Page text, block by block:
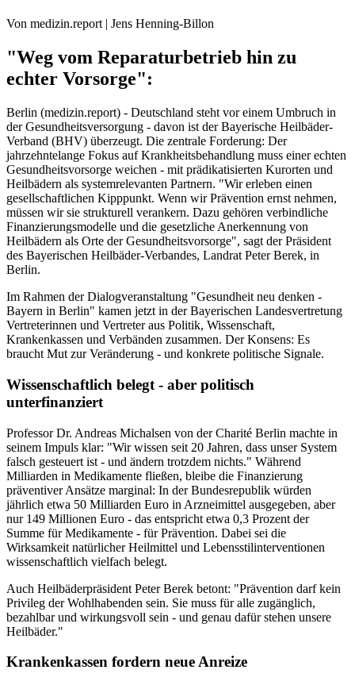
Von medizin.report | Jens Henning-Billon
"Weg vom Reparaturbetrieb hin zu
echter Vorsorge":
Berlin (medizin.report) - Deutschland steht vor einem Umbruch in
der Gesundheitsversorgung - davon ist der Bayerische Heilbäder-
Verband (BHV) überzeugt. Die zentrale Forderung: Der
jahrzehntelange Fokus auf Krankheitsbehandlung muss einer echten
Gesundheitsvorsorge weichen - mit prädikatisierten Kurorten und
Heilbädern als systemrelevanten Partnern. "Wir erleben einen
gesellschaftlichen Kipppunkt. Wenn wir Prävention ernst nehmen,
müssen wir sie strukturell verankern. Dazu gehören verbindliche
Finanzierungsmodelle und die gesetzliche Anerkennung von
Heilbädern als Orte der Gesundheitsvorsorge", sagt der Präsident
des Bayerischen Heilbäder-Verbandes, Landrat Peter Berek, in
Berlin.
Im Rahmen der Dialogveranstaltung "Gesundheit neu denken -
Bayern in Berlin" kamen jetzt in der Bayerischen Landesvertretung
Vertreterinnen und Vertreter aus Politik, Wissenschaft,
Krankenkassen und Verbänden zusammen. Der Konsens: Es
braucht Mut zur Veränderung - und konkrete politische Signale.
Wissenschaftlich belegt - aber politisch
unterfinanziert
Professor Dr. Andreas Michalsen von der Charité Berlin machte in
seinem Impuls klar: "Wir wissen seit 20 Jahren, dass unser System
falsch gesteuert ist - und ändern trotzdem nichts." Während
Milliarden in Medikamente fließen, bleibe die Finanzierung
präventiver Ansätze marginal: In der Bundesrepublik würden
jährlich etwa 50 Milliarden Euro in Arzneimittel ausgegeben, aber
nur 149 Millionen Euro - das entspricht etwa 0,3 Prozent der
Summe für Medikamente - für Prävention. Dabei sei die
Wirksamkeit natürlicher Heilmittel und Lebensstilinterventionen
wissenschaftlich vielfach belegt.
Auch Heilbäderpräsident Peter Berek betont: "Prävention darf kein
Privileg der Wohlhabenden sein. Sie muss für alle zugänglich,
bezahlbar und wirkungsvoll sein - und genau dafür stehen unsere
Heilbäder."
Krankenkassen fordern neue Anreize